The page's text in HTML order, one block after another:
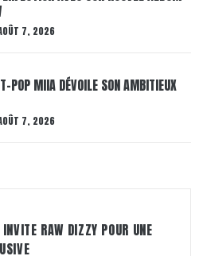
7, 2026
POP MIIA DÉVOILE SON AMBITIEUX
7, 2026
INVITE RAW DIZZY POUR UNE